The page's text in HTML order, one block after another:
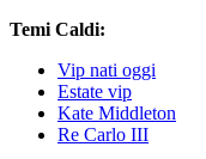
Temi Caldi:
Vip nati oggi
Estate vip
Kate Middleton
Re Carlo III